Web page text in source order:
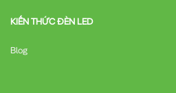
KIẾN THỨC ĐÈN LED
Blog